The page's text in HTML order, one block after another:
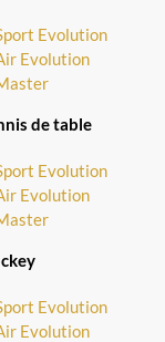
Evolution
Evolution
de table
Evolution
Evolution
Evolution
Evolution